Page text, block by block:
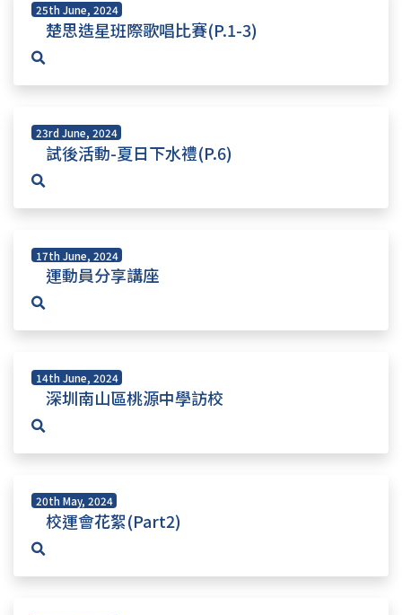
25th June, 2024
楚思造星班際歌唱比賽(P.1-3)
23rd June, 2024
試後活動-夏日下水禮(P.6)
17th June, 2024
運動員分享講座
14th June, 2024
深圳南山區桃源中學訪校
20th May, 2024
校運會花絮(Part2)